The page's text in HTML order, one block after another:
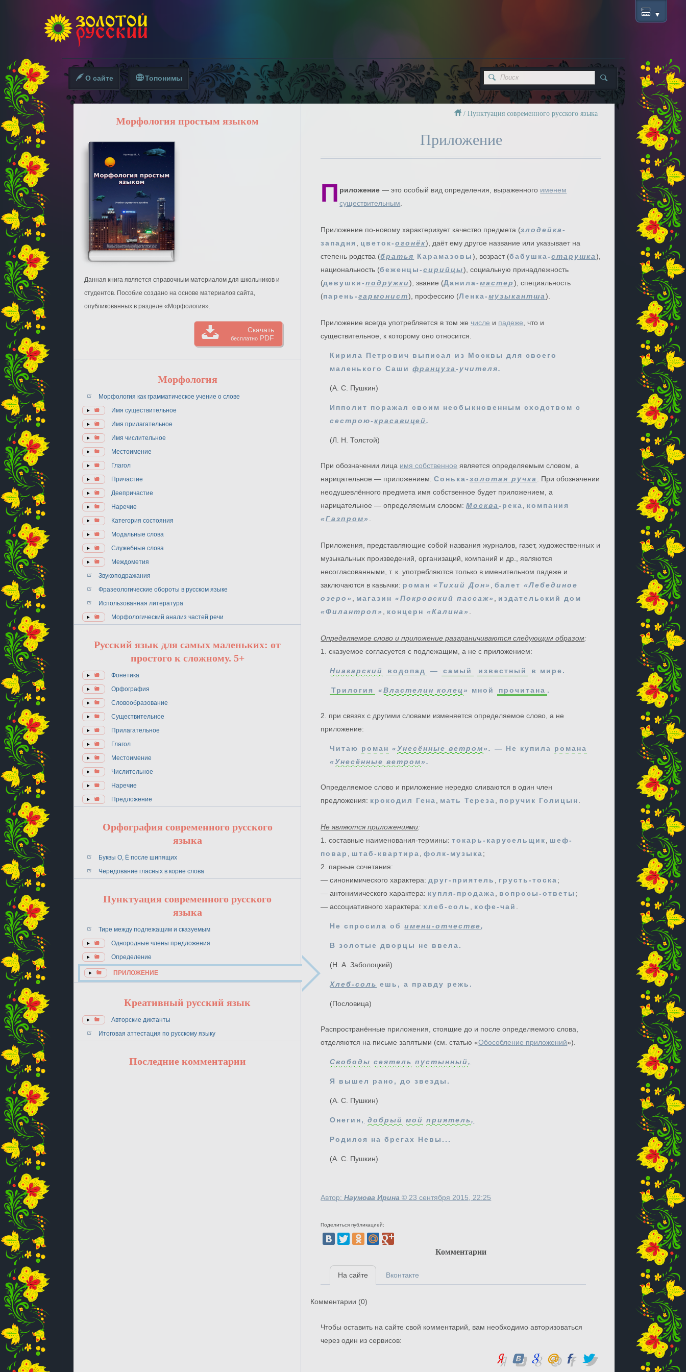
О сайте Топонимы
/ Пунктуация современного русского языка
Морфология простым языком
Данная книга является справочным материалом для школьников и
студентов. Пособие создано на основе материалов сайта,
опубликованных в разделе «Морфология».
Скачать
бесплатноPDF
Морфология
Морфология как грамматическое учение о слове
Имя существительное
Имя прилагательное
Имя числительное
Местоимение
Глагол
Причастие
Деепричастие
Наречие
Категория состояния
Модальные слова
Служебные слова
Междометия
Звукоподражания
Фразеологические обороты в русском языке
Использованная литература
Морфологический анализ частей речи
Русский язык для самых маленьких: от
простого к сложному. 5+
Фонетика
Орфография
Словообразование
Существительное
Прилагательное
Глагол
Местоимение
Числительное
Наречие
Предложение
Орфография современного русского
языка
Буквы О, Ё после шипящих
Чередование гласных в корне слова
Пунктуация современного русского
языка
Тире между подлежащим и сказуемым
Однородные члены предложения
Определение
ПРИЛОЖЕНИЕ
Креативный русский язык
Авторские диктанты
Итоговая аттестация по русскому языку
Последние комментарии
Приложение
П риложение — это особый вид определения, выраженного именем
существительным
Приложение по-новому характеризует качество предмета (злодейка-
западня
цветок-огонёк), даёт ему другое название или указывает на
степень родства (братья Карамазовы), возраст (бабушка-старушка),
национальность (беженцы-сирийцы), социальную принадлежность
(девушки-подружки), звание (Данила-мастер), специальность
(парень-гармонист), профессию (Ленка-музыкантша).
Приложение всегда употребляется в том же числе и падеже , что и
существительное, к которому оно относится.
Кирила Петрович выписал из Москвы для своего
маленького Сашифранцуза-учителя.
(А. С. Пушкин)
Ипполит поражал своим необыкновенным сходством с
сестрою-красавицей.
(Л. Н. Толстой)
При обозначении лица имя собственное является определяемым словом, а
нарицательное — приложением:Сонька-золотая ручка
. При обозначении
неодушевлённого предмета имя собственное будет приложением, а
нарицательное — определяемым словом:Москва-река
компания
«Газпром»
Приложения, представляющие собой названия журналов, газет, художественных и
музыкальных произведений, организаций, компаний и др., являются
несогласованными, т. к. употребляются только в именительном падеже и
заключаются в кавычки: роман«Тихий Дон» ,балет«Лебединое
озеро»
магазин«Покровский пассаж»
издательский дом
«Филантроп»
концерн«Калина»
Определяемое слово и приложение разграничиваются следующим образом:
1. сказуемое согласуется с подлежащим, а не с приложением:
Ниагарский водопад — самый известный в мире.
Трилогия «Властелин колец» мной прочитана .
2. при связях с другими словами изменяется определяемое слово, а не
приложение:
Читаю роман «Унесённые ветром». — Не купила романа
«Унесённые ветром».
Определяемое слово и приложение нередко сливаются в один член
предложения: крокодил Гена мать Тереза поручик Голицын
Не являются приложениями:
1. составные наименования-термины:токарь-карусельщик
шеф-
повар
штаб-квартира ,фолк-музыка;
2. парные сочетания:
— синонимического характера:друг-приятель грусть-тоска;
— антонимического характера: купля-продажа вопросы-ответы ;
— ассоциативного характера:хлеб-соль кофе-чай
Не спросила обимени-отчестве,
В золотые дворцы не ввела.
(Н. А. Заболоцкий)
Хлеб-соль ешь, а правду режь.
(Пословица)
Распространённые приложения, стоящие до и после определяемого слова,
отделяются на письме запятыми (см. статью «Обособление приложений»).
Свободы сеятель пустынный,
Я вышел рано, до звезды.
(А. С. Пушкин)
Онегин, добрый мой приятель,
Родился на брегах Невы...
(А. С. Пушкин)
Автор:Наумова Ирина © 23 сентября 2015, 22:25
Поделиться публикацией:
Комментарии
На сайте Вконтакте
Комментарии (0)
Чтобы оставить на сайте свой комментарий, вам необходимо авторизоваться
через один из сервисов: